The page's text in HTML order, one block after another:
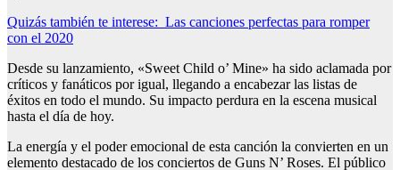
Quizás también te interese: Las canciones perfectas para romper
con el 2020
Desde su lanzamiento, «Sweet Child o’ Mine» ha sido aclamada por
críticos y fanáticos por igual, llegando a encabezar las listas de
éxitos en todo el mundo. Su impacto perdura en la escena musical
hasta el día de hoy.
La energía y el poder emocional de esta canción la convierten en un
elemento destacado de los conciertos de Guns N’ Roses. El público